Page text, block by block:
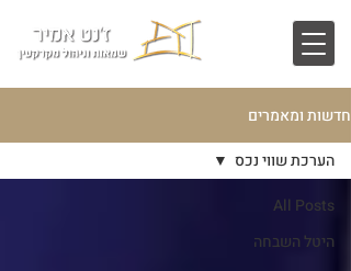
חדשות ומאמרים
All Posts
היטל השבחה
הערכת שווי נכס